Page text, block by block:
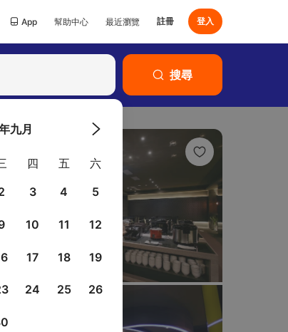
App 幫助中心 最近瀏覽 註冊 登入
九月
四 五
六
3 4 5
10 11 12
17 18 19
24 25 26
搜尋